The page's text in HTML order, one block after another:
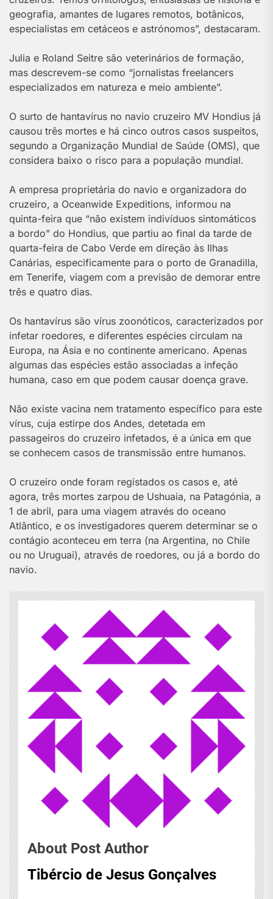
geografia, amantes de lugares remotos, botânicos,
especialistas em cetáceos e astrónomos”, destacaram.
Julia e Roland Seitre são veterinários de formação,
mas descrevem-se como “jornalistas freelancers
especializados em natureza e meio ambiente”.
O surto de hantavírus no navio cruzeiro MV Hondius já
causou três mortes e há cinco outros casos suspeitos,
segundo a Organização Mundial de Saúde (OMS), que
considera baixo o risco para a população mundial.
A empresa proprietária do navio e organizadora do
cruzeiro, a Oceanwide Expeditions, informou na
quinta-feira que “não existem indivíduos sintomáticos
a bordo” do Hondius, que partiu ao final da tarde de
quarta-feira de Cabo Verde em direção às Ilhas
Canárias, especificamente para o porto de Granadilla,
em Tenerife, viagem com a previsão de demorar entre
três e quatro dias.
Os hantavírus são vírus zoonóticos, caracterizados por
infetar roedores, e diferentes espécies circulam na
Europa, na Ásia e no continente americano. Apenas
algumas das espécies estão associadas a infeção
humana, caso em que podem causar doença grave.
Não existe vacina nem tratamento específico para este
vírus, cuja estirpe dos Andes, detetada em
passageiros do cruzeiro infetados, é a única em que
se conhecem casos de transmissão entre humanos.
O cruzeiro onde foram registados os casos e, até
agora, três mortes zarpou de Ushuaia, na Patagónia, a
1 de abril, para uma viagem através do oceano
Atlântico, e os investigadores querem determinar se o
contágio aconteceu em terra (na Argentina, no Chile
ou no Uruguai), através de roedores, ou já a bordo do
navio.
About Post Author
Tibércio de Jesus Gonçalves